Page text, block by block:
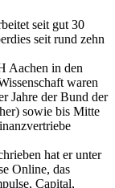
seit gut 30
seit rund zehn
Aachen in den
waren
Jahre der Bund der
sowie bis Mitte
hat er unter
Online, das
Capital,